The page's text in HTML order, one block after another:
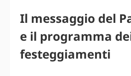
Il messaggio del
e il programma
festeggiamenti